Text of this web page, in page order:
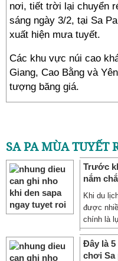
nơi, tiết trời lại chuyển
sáng ngày 3/2, tại Sa
xuất hiện mưa tuyết.
Các khu vực núi cao
Giang, Cao Bằng và
tượng băng giá.
SA PA MÙA TUYẾT
Trước
nắm
Khi du
được
chính là
Đây là
chơi Sa